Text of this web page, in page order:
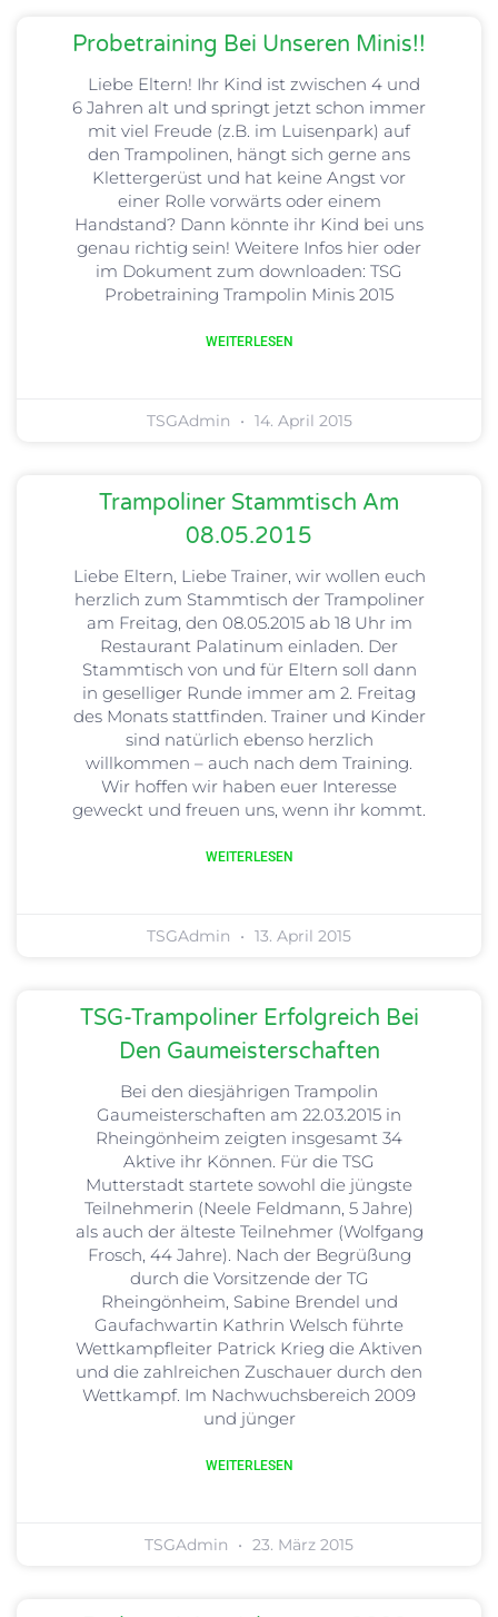
Probetraining Bei Unseren Minis!!
Liebe Eltern! Ihr Kind ist zwischen 4 und
6 Jahren alt und springt jetzt schon immer
mit viel Freude (z.B. im Luisenpark) auf
den Trampolinen, hängt sich gerne ans
Klettergerüst und hat keine Angst vor
einer Rolle vorwärts oder einem
Handstand? Dann könnte ihr Kind bei uns
genau richtig sein! Weitere Infos hier oder
im Dokument zum downloaden: TSG
Probetraining Trampolin Minis 2015
WEITERLESEN
TSGAdmin 14. April 2015
Trampoliner Stammtisch Am
08.05.2015
Liebe Eltern, Liebe Trainer, wir wollen euch
herzlich zum Stammtisch der Trampoliner
am Freitag, den 08.05.2015 ab 18 Uhr im
Restaurant Palatinum einladen. Der
Stammtisch von und für Eltern soll dann
in geselliger Runde immer am 2. Freitag
des Monats stattfinden. Trainer und Kinder
sind natürlich ebenso herzlich
willkommen – auch nach dem Training.
Wir hoffen wir haben euer Interesse
geweckt und freuen uns, wenn ihr kommt.
WEITERLESEN
TSGAdmin 13. April 2015
TSG-Trampoliner Erfolgreich Bei
Den Gaumeisterschaften
Bei den diesjährigen Trampolin
Gaumeisterschaften am 22.03.2015 in
Rheingönheim zeigten insgesamt 34
Aktive ihr Können. Für die TSG
Mutterstadt startete sowohl die jüngste
Teilnehmerin (Neele Feldmann, 5 Jahre)
als auch der älteste Teilnehmer (Wolfgang
Frosch, 44 Jahre). Nach der Begrüßung
durch die Vorsitzende der TG
Rheingönheim, Sabine Brendel und
Gaufachwartin Kathrin Welsch führte
Wettkampfleiter Patrick Krieg die Aktiven
und die zahlreichen Zuschauer durch den
Wettkampf. Im Nachwuchsbereich 2009
und jünger
WEITERLESEN
TSGAdmin 23. März 2015